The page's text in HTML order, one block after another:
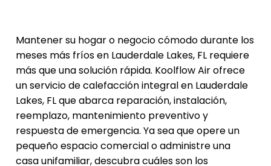
Mantener su hogar o negocio cómodo durante los
meses más fríos en Lauderdale Lakes, FL requiere
más que una solución rápida. Koolflow Air ofrece
un servicio de calefacción integral en Lauderdale
Lakes, FL que abarca reparación, instalación,
reemplazo, mantenimiento preventivo y
respuesta de emergencia. Ya sea que opere un
pequeño espacio comercial o administre una
casa unifamiliar, descubra cuáles son los